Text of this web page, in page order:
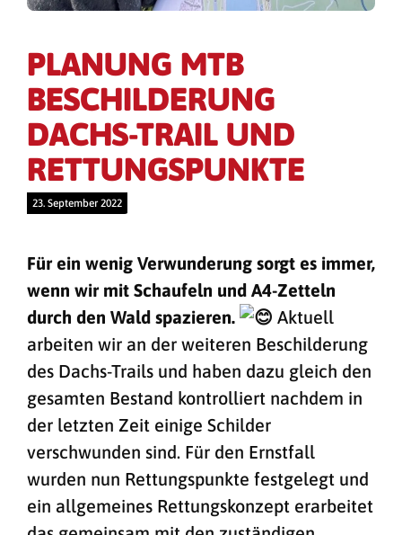
PLANUNG MTB
BESCHILDERUNG
DACHS-TRAIL UND
RETTUNGSPUNKTE
23. September 2022
Für ein wenig Verwunderung sorgt es immer,
wenn wir mit Schaufeln und A4-Zetteln
durch den Wald spazieren.
Aktuell
arbeiten wir an der weiteren Beschilderung
des Dachs-Trails und haben dazu gleich den
gesamten Bestand kontrolliert nachdem in
der letzten Zeit einige Schilder
verschwunden sind. Für den Ernstfall
wurden nun Rettungspunkte festgelegt und
ein allgemeines Rettungskonzept erarbeitet